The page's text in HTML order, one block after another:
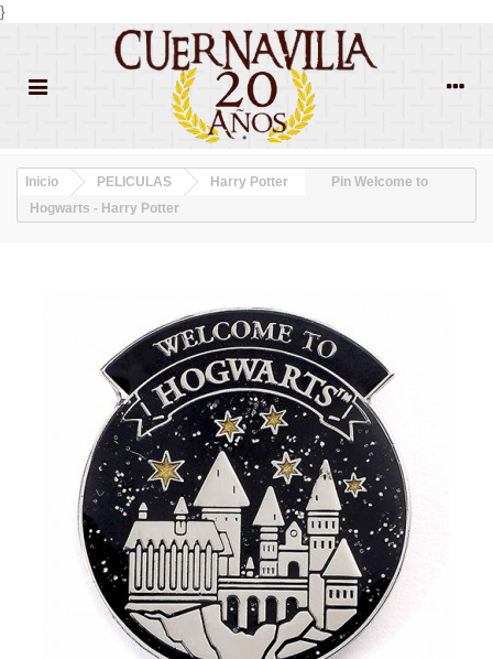
}
Inicio PELICULAS Harry Potter
Pin Welcome to
Hogwarts - Harry Potter